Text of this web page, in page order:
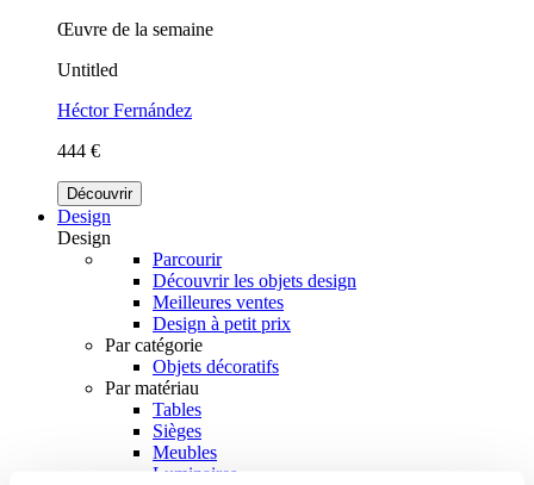
Œuvre de la semaine
Untitled
Héctor Fernández
444 €
Découvrir
Design
Design
Parcourir
Découvrir les objets design
Meilleures ventes
Design à petit prix
Par catégorie
Objets décoratifs
Par matériau
Tables
Sièges
Meubles
Luminaires